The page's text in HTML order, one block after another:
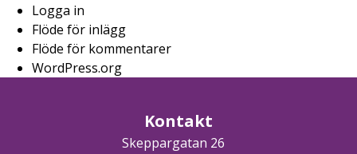
Logga in
Flöde för inlägg
Flöde för kommentarer
WordPress.org
Kontakt
Skeppargatan 26